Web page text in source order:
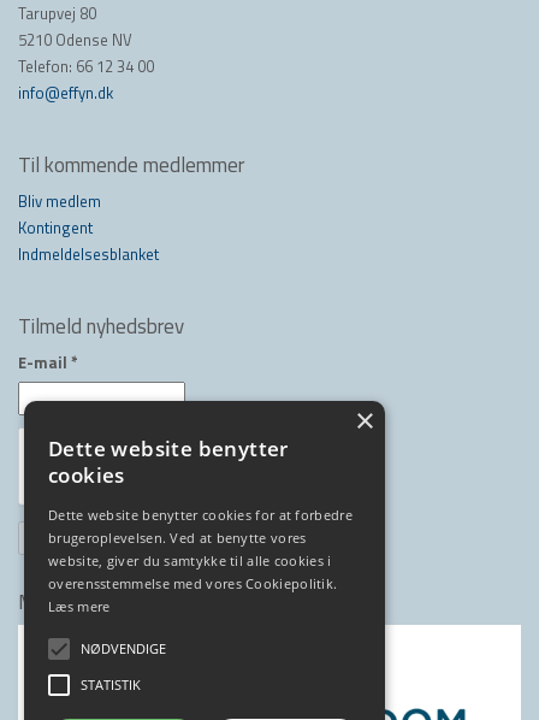
Tarupvej 80
5210 Odense NV
Telefon: 66 12 34 00
info@effyn.dk
Til kommende medlemmer
Bliv medlem
Kontingent
Indmeldelsesblanket
Tilmeld nyhedsbrev
E-mail *
Medlem af
Dette website benytter
cookies
Dette website benytter cookies for at forbedre
brugeroplevelsen. Ved at benytte vores
website, giver du samtykke til alle cookies i
overensstemmelse med vores Cookiepolitik.
Læs mere
NØDVENDIGE
STATISTIK
×